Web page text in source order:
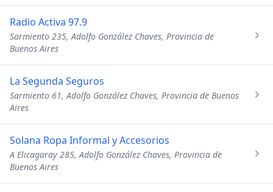
Radio Activa 97.9
Sarmiento 235, Adolfo González Chaves, Provincia de
Buenos Aires
La Segunda Seguros
Sarmiento 61, Adolfo González Chaves, Provincia de Buenos
Aires
Solana Ropa Informal y Accesorios
A Elicagaray 285, Adolfo González Chaves, Provincia de
Buenos Aires